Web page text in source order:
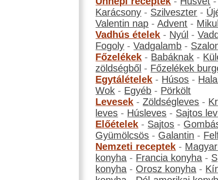
Karácsony - Szilveszter -
Valentin nap -Advent -
Vadhús ételek - Nyúl -
Fogoly -Vadgalamb -
Főzelékek - Babáknak -
zöldségből - Főzelékek
Egytálételek - Húsos -
Wok - Egyéb - Pörkölt
Levesek -Zöldségleves -
leves - Húsleves - Sajtos
Előételek - Sajtos -
Gyümölcsös - Galantin -
Nemzeti receptek -
konyha - Francia konyha -
konyha - Orosz konyha -